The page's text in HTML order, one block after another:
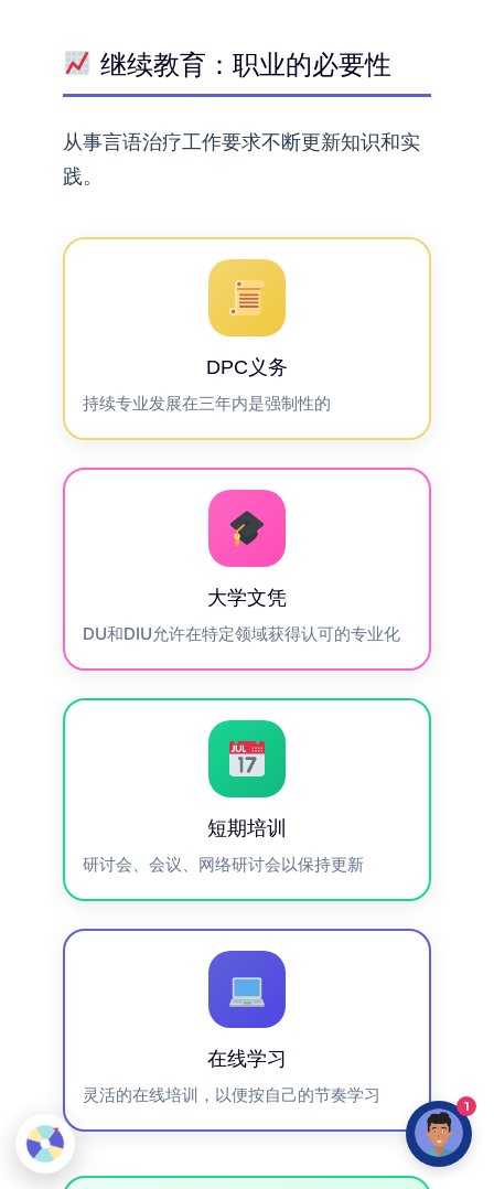
继续教育：职业的必要性
从事言语治疗工作要求不断更新知识和实
践。
DPC义务
持续专业发展在三年内是强制性的
大学文凭
DU和DIU允许在特定领域获得认可的专业化
短期培训
研讨会、会议、网络研讨会以保持更新
在线学习
灵活的在线培训，以便按自己的节奏学习
1